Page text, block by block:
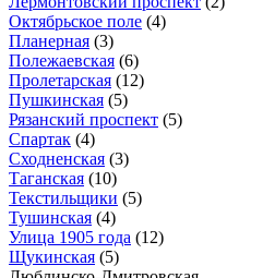
Октябрьское поле (4)
Планерная (3)
Полежаевская (6)
Пролетарская (12)
Пушкинская (5)
Рязанский проспект (5)
Спартак (4)
Сходненская (3)
Таганская (10)
Текстильщики (5)
Тушинская (4)
Улица 1905 года (12)
Щукинская (5)